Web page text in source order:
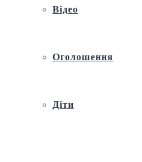
Відео
Оголошення
Діти